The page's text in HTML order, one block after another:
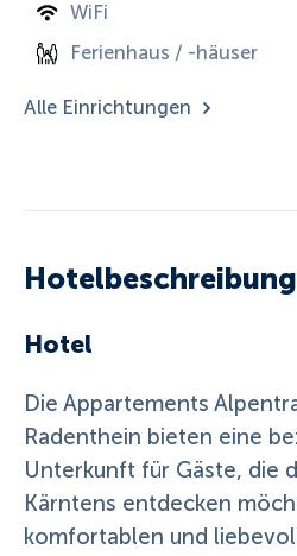
WiFi
Ferienhaus / -häuser
Alle Einrichtungen
Hotelbeschreibung
Hotel
Die Appartements
Radenthein bieten eine
Unterkunft für Gäste, die
Kärntens entdecken
komfortablen und